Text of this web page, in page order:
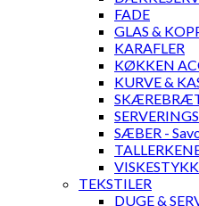
FADE
GLAS &
KARAFLER
KØKKEN
KURVE &
SÆBER -
TEKSTILER
DUGE &